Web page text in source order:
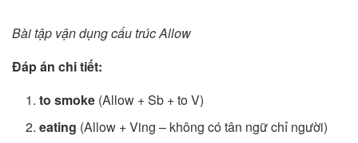
Bài tập vận dụng cấu trúc Allow
Đáp án chi tiết:
to smoke (Allow + Sb + to V)
eating (Allow + Ving – không có tân ngữ chỉ người)